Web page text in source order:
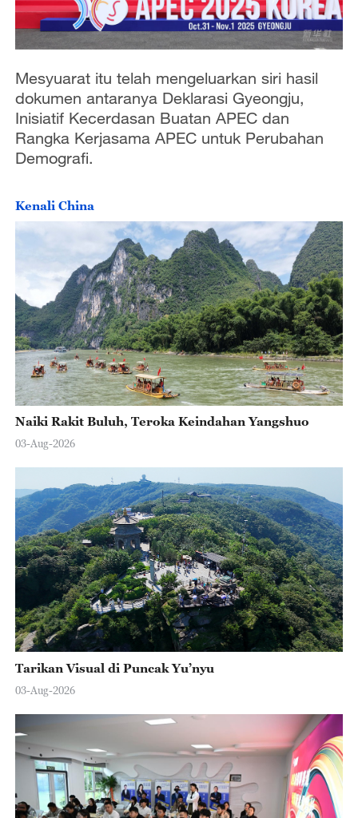
Mesyuarat itu telah mengeluarkan siri hasil
dokumen antaranya Deklarasi Gyeongju,
Inisiatif Kecerdasan Buatan APEC dan
Rangka Kerjasama APEC untuk Perubahan
Demografi.
Kenali China
Naiki Rakit Buluh, Teroka Keindahan Yangshuo
03-Aug-2026
Tarikan Visual di Puncak Yu’nyu
03-Aug-2026